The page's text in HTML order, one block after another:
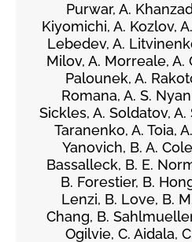
Purwar, A.
Kiyomichi, A. Kozlov,
Lebedev, A.
Milov, A. Morreale, A.
Palounek, A.
Romana, A. S.
Sickles, A. Soldatov, A.
Taranenko, A. Toia,
Yanovich, B. A.
Bassalleck, B. E.
B. Forestier, B.
Lenzi, B. Love, B.
Chang, B.
Ogilvie, C. Aidala,